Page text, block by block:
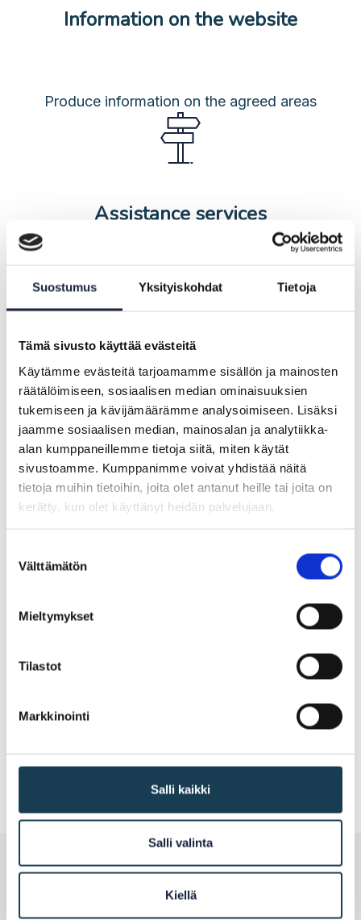
Suostumus Yksityiskohdat Tietoja
Tämä sivusto käyttää evästeitä
Käytämme evästeitä tarjoamamme sisällön ja mainosten
räätälöimiseen, sosiaalisen median ominaisuuksien
tukemiseen ja kävijämäärämme analysoimiseen. Lisäksi
jaamme sosiaalisen median, mainosalan ja analytiikka-
alan kumppaneillemme tietoja siitä, miten käytät
sivustoamme. Kumppanimme voivat yhdistää näitä
tietoja muihin tietoihin, joita olet antanut heille tai joita on
kerätty, kun olet käyttänyt heidän palvelujaan.
valinta
Välttämätön
Mieltymykset
Tilastot
Markkinointi
Salli kaikki
Salli valinta
Kiellä
Information on the website
Produce information on the agreed areas
Assistance services
Organise an assistance service and produce
information about it
Cross-border services
Enable EU citizens and companies to
registers in EU countries